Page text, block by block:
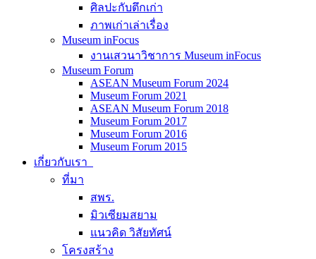
ศิลปะกับตึกเก่า
ภาพเก่าเล่าเรื่อง
Museum inFocus
งานเสวนาวิชาการ Museum inFocus
Museum Forum
ASEAN Museum Forum 2024
Museum Forum 2021
ASEAN Museum Forum 2018
Museum Forum 2017
Museum Forum 2016
Museum Forum 2015
เกี่ยวกับเรา
ที่มา
สพร.
มิวเซียมสยาม
แนวคิด วิสัยทัศน์
โครงสร้าง